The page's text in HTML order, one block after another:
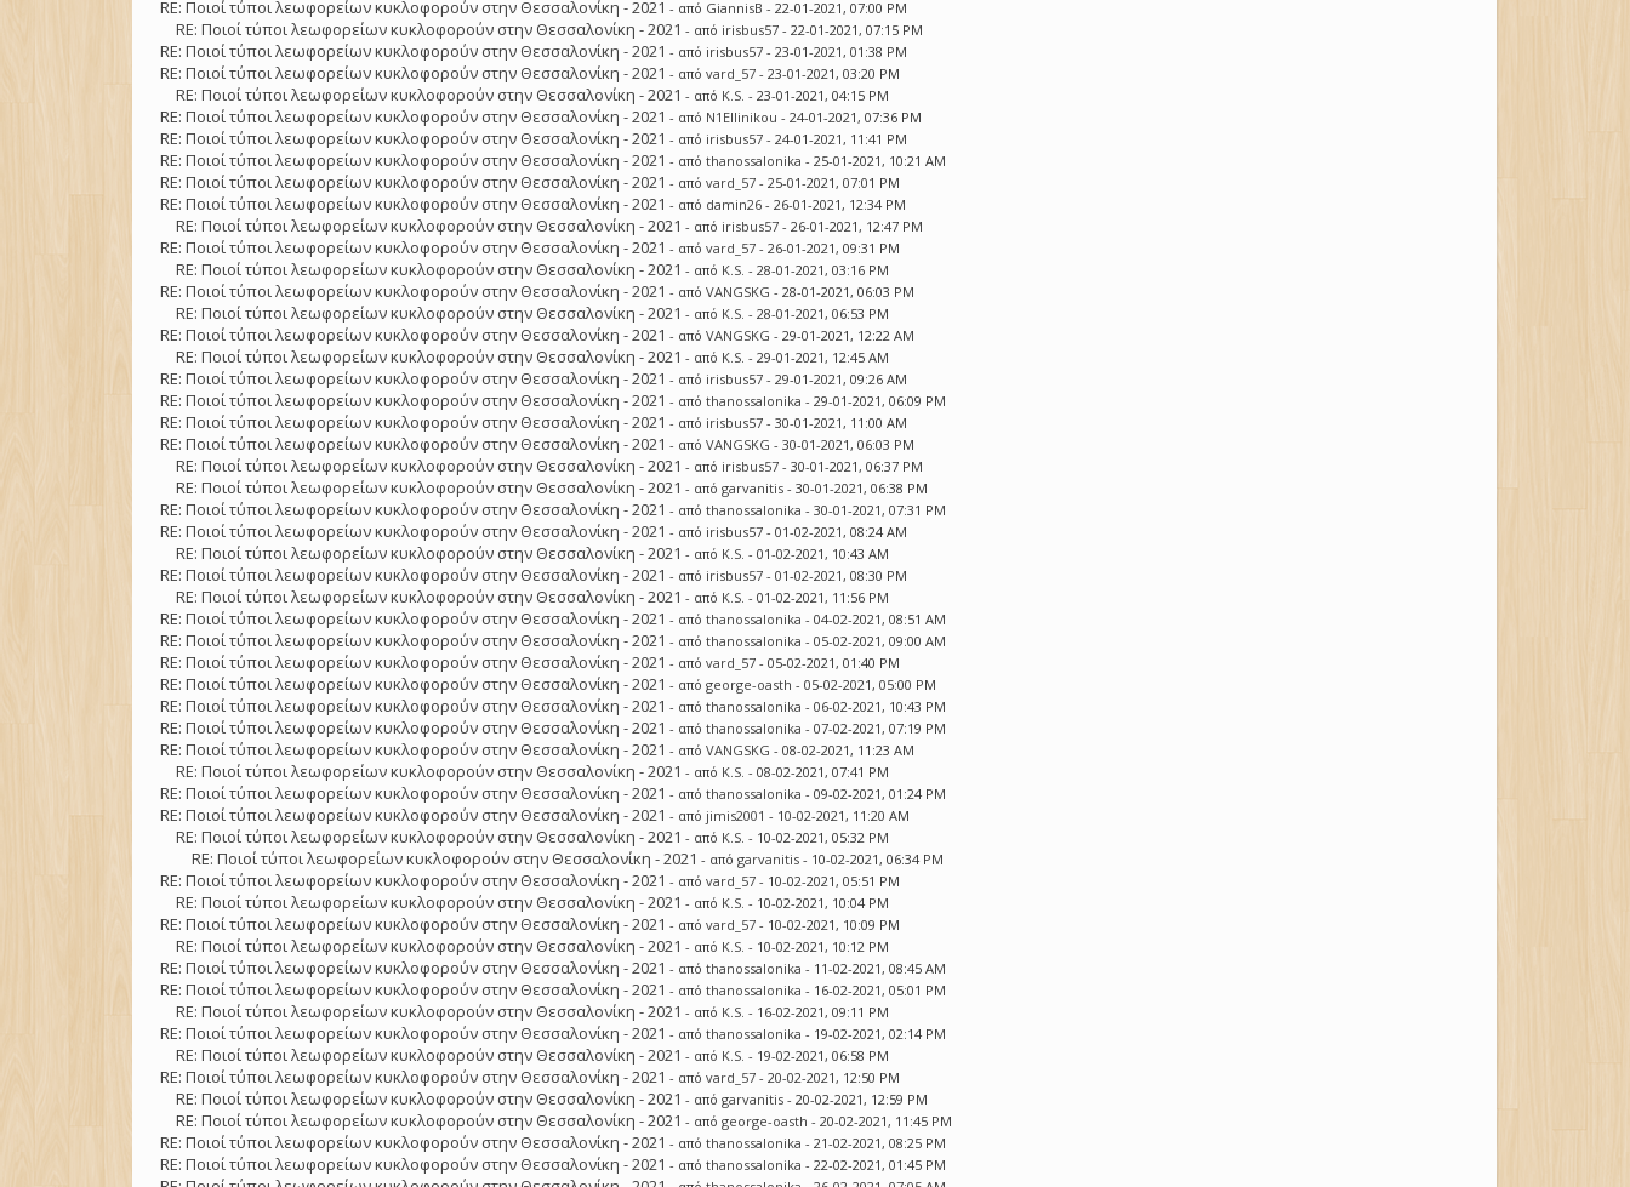
RE: Ποιοί τύποι λεωφορείων κυκλοφορούν στην Θεσσαλονίκη - 2021 - από GiannisB - 22-01-2021, 07:00 PM
RE: Ποιοί τύποι λεωφορείων κυκλοφορούν στην Θεσσαλονίκη - 2021 - από irisbus57 - 22-01-2021, 07:15 PM
RE: Ποιοί τύποι λεωφορείων κυκλοφορούν στην Θεσσαλονίκη - 2021 - από irisbus57 - 23-01-2021, 01:38 PM
RE: Ποιοί τύποι λεωφορείων κυκλοφορούν στην Θεσσαλονίκη - 2021 - απόvard_57 - 23-01-2021, 03:20 PM
RE: Ποιοί τύποι λεωφορείων κυκλοφορούν στην Θεσσαλονίκη - 2021 - από K.S. - 23-01-2021, 04:15 PM
RE: Ποιοί τύποι λεωφορείων κυκλοφορούν στην Θεσσαλονίκη - 2021 - από N1Ellinikou - 24-01-2021, 07:36 PM
RE: Ποιοί τύποι λεωφορείων κυκλοφορούν στην Θεσσαλονίκη - 2021 - από irisbus57 - 24-01-2021, 11:41 PM
RE: Ποιοί τύποι λεωφορείων κυκλοφορούν στην Θεσσαλονίκη - 2021 - απόthanossalonika - 25-01-2021, 10:21 AM
RE: Ποιοί τύποι λεωφορείων κυκλοφορούν στην Θεσσαλονίκη - 2021 - απόvard_57 - 25-01-2021, 07:01 PM
RE: Ποιοί τύποι λεωφορείων κυκλοφορούν στην Θεσσαλονίκη - 2021 - από damin26 - 26-01-2021, 12:34 PM
RE: Ποιοί τύποι λεωφορείων κυκλοφορούν στην Θεσσαλονίκη - 2021 - από irisbus57 - 26-01-2021, 12:47 PM
RE: Ποιοί τύποι λεωφορείων κυκλοφορούν στην Θεσσαλονίκη - 2021 - απόvard_57 - 26-01-2021, 09:31 PM
RE: Ποιοί τύποι λεωφορείων κυκλοφορούν στην Θεσσαλονίκη - 2021 - από K.S. - 28-01-2021, 03:16 PM
RE: Ποιοί τύποι λεωφορείων κυκλοφορούν στην Θεσσαλονίκη - 2021 - απόVANGSKG - 28-01-2021, 06:03 PM
RE: Ποιοί τύποι λεωφορείων κυκλοφορούν στην Θεσσαλονίκη - 2021 - από K.S. - 28-01-2021, 06:53 PM
RE: Ποιοί τύποι λεωφορείων κυκλοφορούν στην Θεσσαλονίκη - 2021 - απόVANGSKG - 29-01-2021, 12:22 AM
RE: Ποιοί τύποι λεωφορείων κυκλοφορούν στην Θεσσαλονίκη - 2021 - από K.S. - 29-01-2021, 12:45 AM
RE: Ποιοί τύποι λεωφορείων κυκλοφορούν στην Θεσσαλονίκη - 2021 - από irisbus57 - 29-01-2021, 09:26 AM
RE: Ποιοί τύποι λεωφορείων κυκλοφορούν στην Θεσσαλονίκη - 2021 - απόthanossalonika - 29-01-2021, 06:09 PM
RE: Ποιοί τύποι λεωφορείων κυκλοφορούν στην Θεσσαλονίκη - 2021 - από irisbus57 - 30-01-2021, 11:00 AM
RE: Ποιοί τύποι λεωφορείων κυκλοφορούν στην Θεσσαλονίκη - 2021 - απόVANGSKG - 30-01-2021, 06:03 PM
RE: Ποιοί τύποι λεωφορείων κυκλοφορούν στην Θεσσαλονίκη - 2021 - από irisbus57 - 30-01-2021, 06:37 PM
RE: Ποιοί τύποι λεωφορείων κυκλοφορούν στην Θεσσαλονίκη - 2021 - απόgarvanitis - 30-01-2021, 06:38 PM
RE: Ποιοί τύποι λεωφορείων κυκλοφορούν στην Θεσσαλονίκη - 2021 - απόthanossalonika - 30-01-2021, 07:31 PM
RE: Ποιοί τύποι λεωφορείων κυκλοφορούν στην Θεσσαλονίκη - 2021 - από irisbus57 - 01-02-2021, 08:24 AM
RE: Ποιοί τύποι λεωφορείων κυκλοφορούν στην Θεσσαλονίκη - 2021 - από K.S. - 01-02-2021, 10:43 AM
RE: Ποιοί τύποι λεωφορείων κυκλοφορούν στην Θεσσαλονίκη - 2021 - από irisbus57 - 01-02-2021, 08:30 PM
RE: Ποιοί τύποι λεωφορείων κυκλοφορούν στην Θεσσαλονίκη - 2021 - από K.S. - 01-02-2021, 11:56 PM
RE: Ποιοί τύποι λεωφορείων κυκλοφορούν στην Θεσσαλονίκη - 2021 - απόthanossalonika - 04-02-2021, 08:51 AM
RE: Ποιοί τύποι λεωφορείων κυκλοφορούν στην Θεσσαλονίκη - 2021 - απόthanossalonika - 05-02-2021, 09:00 AM
RE: Ποιοί τύποι λεωφορείων κυκλοφορούν στην Θεσσαλονίκη - 2021 - απόvard_57 - 05-02-2021, 01:40 PM
RE: Ποιοί τύποι λεωφορείων κυκλοφορούν στην Θεσσαλονίκη - 2021 - απόgeorge-oasth - 05-02-2021, 05:00 PM
RE: Ποιοί τύποι λεωφορείων κυκλοφορούν στην Θεσσαλονίκη - 2021 - απόthanossalonika - 06-02-2021, 10:43 PM
RE: Ποιοί τύποι λεωφορείων κυκλοφορούν στην Θεσσαλονίκη - 2021 - απόthanossalonika - 07-02-2021, 07:19 PM
RE: Ποιοί τύποι λεωφορείων κυκλοφορούν στην Θεσσαλονίκη - 2021 - απόVANGSKG - 08-02-2021, 11:23 AM
RE: Ποιοί τύποι λεωφορείων κυκλοφορούν στην Θεσσαλονίκη - 2021 - από K.S. - 08-02-2021, 07:41 PM
RE: Ποιοί τύποι λεωφορείων κυκλοφορούν στην Θεσσαλονίκη - 2021 - απόthanossalonika - 09-02-2021, 01:24 PM
RE: Ποιοί τύποι λεωφορείων κυκλοφορούν στην Θεσσαλονίκη - 2021 - από jimis2001 - 10-02-2021, 11:20 AM
RE: Ποιοί τύποι λεωφορείων κυκλοφορούν στην Θεσσαλονίκη - 2021 - από K.S. - 10-02-2021, 05:32 PM
RE: Ποιοί τύποι λεωφορείων κυκλοφορούν στην Θεσσαλονίκη - 2021 - απόgarvanitis - 10-02-2021, 06:34 PM
RE: Ποιοί τύποι λεωφορείων κυκλοφορούν στην Θεσσαλονίκη - 2021 - απόvard_57 - 10-02-2021, 05:51 PM
RE: Ποιοί τύποι λεωφορείων κυκλοφορούν στην Θεσσαλονίκη - 2021 - από K.S. - 10-02-2021, 10:04 PM
RE: Ποιοί τύποι λεωφορείων κυκλοφορούν στην Θεσσαλονίκη - 2021 - απόvard_57 - 10-02-2021, 10:09 PM
RE: Ποιοί τύποι λεωφορείων κυκλοφορούν στην Θεσσαλονίκη - 2021 - από K.S. - 10-02-2021, 10:12 PM
RE: Ποιοί τύποι λεωφορείων κυκλοφορούν στην Θεσσαλονίκη - 2021 - απόthanossalonika - 11-02-2021, 08:45 AM
RE: Ποιοί τύποι λεωφορείων κυκλοφορούν στην Θεσσαλονίκη - 2021 - απόthanossalonika - 16-02-2021, 05:01 PM
RE: Ποιοί τύποι λεωφορείων κυκλοφορούν στην Θεσσαλονίκη - 2021 - από K.S. - 16-02-2021, 09:11 PM
RE: Ποιοί τύποι λεωφορείων κυκλοφορούν στην Θεσσαλονίκη - 2021 - απόthanossalonika - 19-02-2021, 02:14 PM
RE: Ποιοί τύποι λεωφορείων κυκλοφορούν στην Θεσσαλονίκη - 2021 - από K.S. - 19-02-2021, 06:58 PM
RE: Ποιοί τύποι λεωφορείων κυκλοφορούν στην Θεσσαλονίκη - 2021 - απόvard_57 - 20-02-2021, 12:50 PM
RE: Ποιοί τύποι λεωφορείων κυκλοφορούν στην Θεσσαλονίκη - 2021 - απόgarvanitis - 20-02-2021, 12:59 PM
RE: Ποιοί τύποι λεωφορείων κυκλοφορούν στην Θεσσαλονίκη - 2021 - απόgeorge-oasth - 20-02-2021, 11:45 PM
RE: Ποιοί τύποι λεωφορείων κυκλοφορούν στην Θεσσαλονίκη - 2021 - απόthanossalonika - 21-02-2021, 08:25 PM
RE: Ποιοί τύποι λεωφορείων κυκλοφορούν στην Θεσσαλονίκη - 2021 - απόthanossalonika - 22-02-2021, 01:45 PM